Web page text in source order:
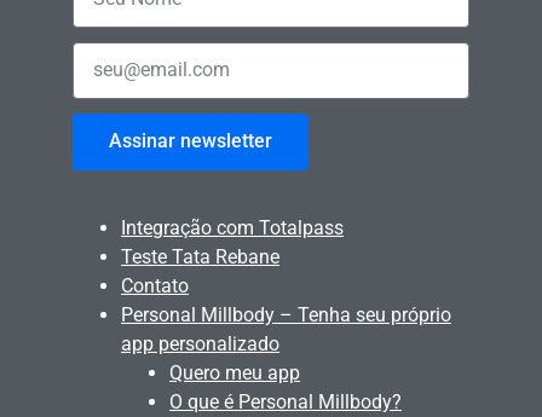
Assinar newsletter
Integração com Totalpass
Teste Tata Rebane
Contato
Personal Millbody – Tenha seu próprio
app personalizado
Quero meu app
O que é Personal Millbody?